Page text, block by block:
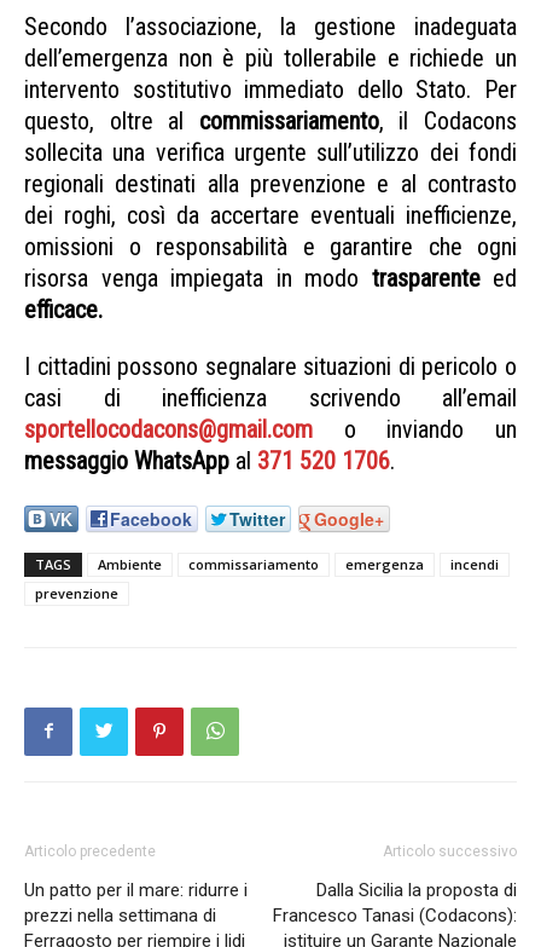
Secondo l’associazione, la gestione inadeguata
dell’emergenza non è più tollerabile e richiede un
intervento sostitutivo immediato dello Stato. Per
questo, oltre al commissariamento, il Codacons
sollecita una verifica urgente sull’utilizzo dei fondi
regionali destinati alla prevenzione e al contrasto
dei roghi, così da accertare eventuali inefficienze,
omissioni o responsabilità e garantire che ogni
risorsa venga impiegata in modo trasparenteed
efficace.
I cittadini possono segnalare situazioni di pericolo o
casi di inefficienza scrivendo all’email
sportellocodacons@gmail.com o inviando un
messaggio WhatsApp al 371 520 1706.
VK Facebook Twitter Google+
TAGS Ambiente commissariamento emergenza
incendi
prevenzione
Articolo precedente
Un patto per il mare: ridurre i
prezzi nella settimana di
Ferragosto per riempire i lidi
Articolo successivo
Dalla Sicilia la proposta di
Francesco Tanasi (Codacons):
istituire un Garante Nazionale